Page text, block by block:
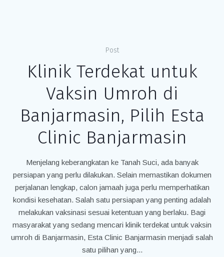
Post
Klinik Terdekat untuk
Vaksin Umroh di
Banjarmasin, Pilih Esta
Clinic Banjarmasin
Menjelang keberangkatan ke Tanah Suci, ada banyak
persiapan yang perlu dilakukan. Selain memastikan dokumen
perjalanan lengkap, calon jamaah juga perlu memperhatikan
kondisi kesehatan. Salah satu persiapan yang penting adalah
melakukan vaksinasi sesuai ketentuan yang berlaku. Bagi
masyarakat yang sedang mencari klinik terdekat untuk vaksin
umroh di Banjarmasin, Esta Clinic Banjarmasin menjadi salah
satu pilihan yang...